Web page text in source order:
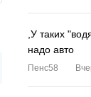
,У таких
надо авто
Пенс58